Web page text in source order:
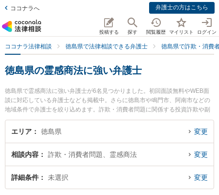
ココナラへ 弁護士の方はこちら
投稿する 探す 閲覧履歴 マイリスト ログイン
ココナラ法律相談 徳島県で法律相談できる弁護士 徳島県で詐欺・消費
徳島県の霊感商法に強い弁護士
徳島県で霊感商法に強い弁護士が6名見つかりました。初回面談無料やWEB面
談に対応している弁護士なども掲載中。さらに徳島市や鳴門市、阿南市などの
地域条件で弁護士を絞り込めます。詐欺・消費者問題に関係する投資詐欺や副
業詐欺、FX詐欺等の細かな分野での絞り込み検索もでき便利です。特に弁護士
法人徳島合同法律事務所の堀金 博弁護士やおいさき法律事務所の生長 拓也弁護
ラブルを今すぐに弁護士に相談したい』『霊感商法のトラブル解決の実績豊富
な近くの弁護士を検索したい』『初回相談無料で霊感商法を法律相談できる徳
島県内の弁護士に相談予約したい』などでお困りの相談者さんにおすすめで
エリア 徳島県 変更
相談内容 詐欺・消費者問題、霊感商法 変更
詳細条件 未選択 変更